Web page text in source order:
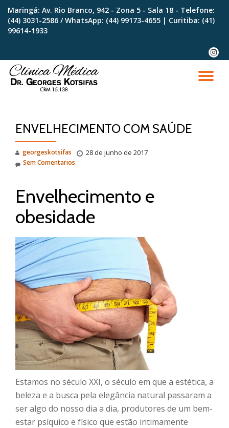
Skip
Maringá: Av. Rio Branco, 942 - Zona 5 - Sala 18 - Telefone:
(44) 3031-2586 / WhatsApp: (44) 99173-4655 | Curitiba: (41)
99614-1933
fa-
ENVELHECIMENTO COM SAÚDE
georgeskotsifas 28 de junho de 2017
Sem Comentarios
Envelhecimento e
obesidade
Estamos no século XXI, o século em que a estética, a
beleza e a busca pela elegância natural passaram a
ser algo do nosso dia a dia, produtores de um bem-
estar psíquico e físico que estão intimamente